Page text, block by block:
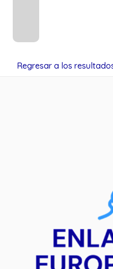
Regresar a los